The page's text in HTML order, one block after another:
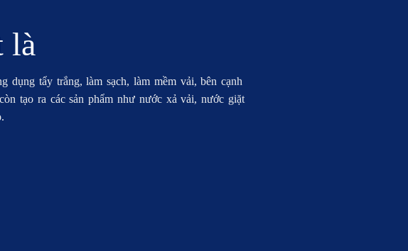
là
dụng tẩy trắng, làm sạch, làm mềm vải, bên cạnh
tạo ra các sản phẩm như nước xả vải, nước giặt